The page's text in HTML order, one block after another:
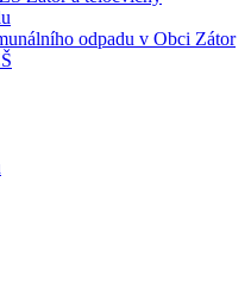
odpadu v Obci Zátor